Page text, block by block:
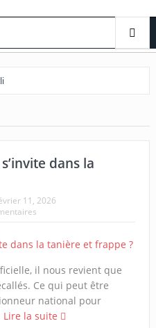
dans la
11, 2026
il nous revient que
Ce qui peut être
national pour
Lire la suite